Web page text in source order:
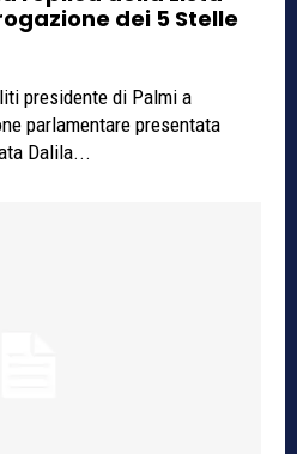
dei 5 Stelle
presidente di Palmi a
parlamentare presentata
Dalila...